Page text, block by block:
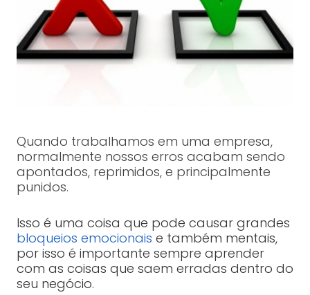
Quando trabalhamos em uma empresa,
normalmente nossos erros acabam sendo
apontados, reprimidos, e principalmente
punidos.
Isso é uma coisa que pode causar grandes
bloqueios emocionais e também mentais,
por isso é importante sempre aprender
com as coisas que saem erradas dentro do
seu negócio.